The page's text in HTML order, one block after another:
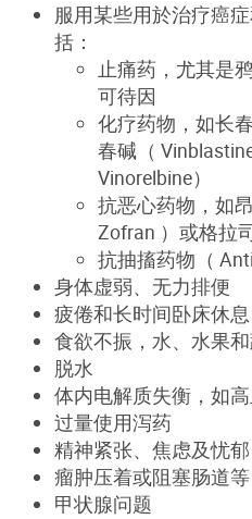
服用某些用於治疗癌
括：
止痛药，尤其是
可待因
化疗药物，如长
春碱（
Vinorelbine）
抗恶心药物，如
Zofran ）或格拉
抗抽搐药物（
身体虚弱、无力排便
疲倦和长时间卧床休
食欲不振，水、水果
脱水
体内电解质失衡，如
过量使用泻药
精神紧张、焦虑及忧郁
瘤肿压着或阻塞肠道等
甲状腺问题